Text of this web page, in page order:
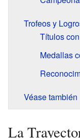
Trofeos y
Títulos
Medallas
Véase también
La